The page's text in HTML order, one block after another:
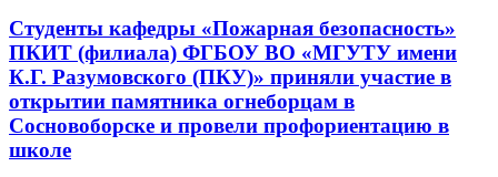
Студенты кафедры «Пожарная безопасность»
ПКИТ (филиала) ФГБОУ ВО «МГУТУ имени
К.Г. Разумовского (ПКУ)» приняли участие в
открытии памятника огнеборцам в
Сосновоборске и провели профориентацию в
школе